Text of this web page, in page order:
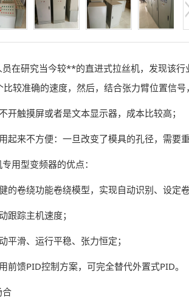
在研究当今较**的直进式拉丝机，发现该行
比较准确的速度，然后，结合张力臂位置信
开触摸屏或者是文本显示器，成本比较高；
起来不方便：一旦改变了模具的孔径，需要
用型变频器的优点：
的卷绕功能卷绕模型，实现自动识别、设定卷
跟踪主机速度；
平滑、运行平稳、张力恒定；
前馈PID控制方案，可完全替代外置式PID。
合